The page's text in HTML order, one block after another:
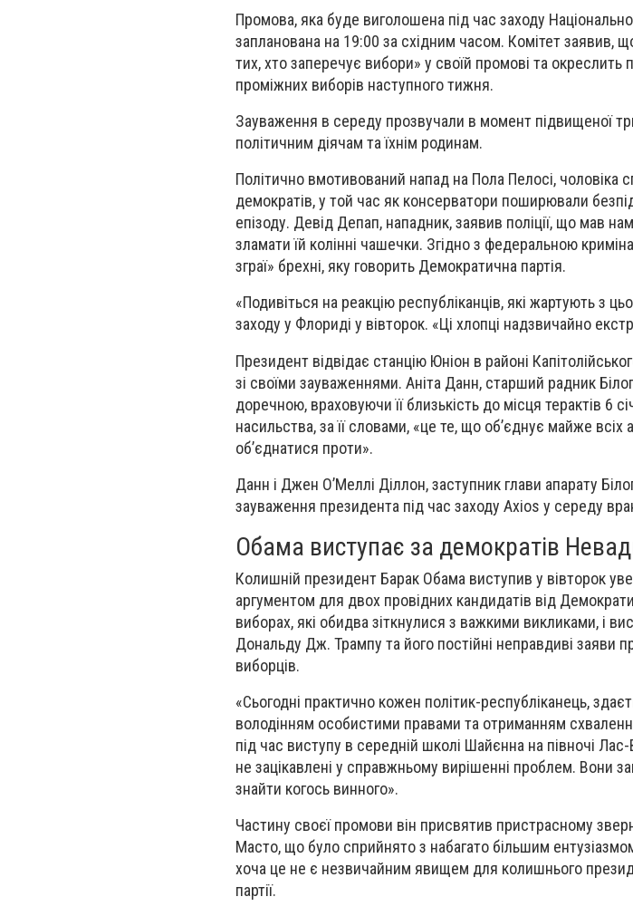
Промова, яка буде виголошена під час заходу
запланована на 19:00 за східним часом. Комітет заявив,
тих, хто заперечує вибори» у своїй промові та окреслить
проміжних виборів наступного тижня.
Зауваження в середу прозвучали в момент підвищеної
політичним діячам та їхнім родинам.
Політично вмотивований напад на Пола Пелосі, чоловіка
демократів, у той час як консерватори поширювали
епізоду. Девід Депап, нападник, заявив поліції, що мав
зламати їй колінні чашечки. Згідно з федеральною
зграї» брехні, яку говорить Демократична партія.
«Подивіться на реакцію республіканців, які жартують з
заходу у Флориді у вівторок. «Ці хлопці надзвичайно
Президент відвідає станцію Юніон в районі
зі своїми зауваженнями. Аніта Данн, старший радник
доречною, враховуючи її близькість до місця терактів 6
насильства, за її словами, «це те, що об’єднує майже
об’єднатися проти».
Данн і Джен О’Меллі Діллон, заступник глави апарату
зауваження президента під час заходу Axios у середу
Обама виступає за демократів
Колишній президент Барак Обама виступив у вівторок
аргументом для двох провідних кандидатів від
виборах, які обидва зіткнулися з важкими викликами, і
Дональду Дж. Трампу та його постійні неправдиві
виборців.
«Сьогодні практично кожен політик-республіканець,
володінням особистими правами та отриманням
під час виступу в середній школі Шайєнна на півночі
не зацікавлені у справжньому вирішенні проблем. Вони
знайти когось винного».
Частину своєї промови він присвятив пристрасному
Масто, що було сприйнято з набагато більшим
хоча це не є незвичайним явищем для колишнього
партії.